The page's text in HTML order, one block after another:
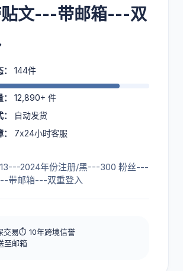
贴文---带邮箱---双
144件
12,890+ 件
自动发货
7x24小时客服
2024年份注册/黑---300 粉丝---
带邮箱---双重登入
交易⏱️ 10年跨境信誉
至邮箱